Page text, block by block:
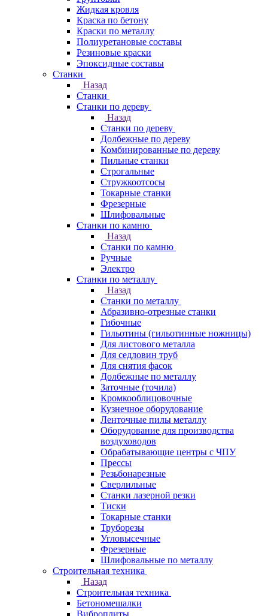
Жидкая кровля
Краска по бетону
Краски по металлу
Полиуретановые составы
Резиновые краски
Эпоксидные составы
Станки
Назад
Станки
Станки по дереву
Назад
Станки по дереву
Долбежные по дереву
Комбинированные по дереву
Пильные станки
Строгальные
Стружкоотсосы
Токарные станки
Фрезерные
Шлифовальные
Станки по камню
Назад
Станки по камню
Ручные
Электро
Станки по металлу
Назад
Станки по металлу
Абразивно-отрезные станки
Гибочные
Гильотины (гильотинные ножницы)
Для листового металла
Для седловин труб
Для снятия фасок
Долбежные по металлу
Заточные (точила)
Кромкооблицовочные
Кузнечное оборудование
Ленточные пилы металлу
Оборудование для производства
воздуховодов
Обрабатывающие центры с ЧПУ
Прессы
Резьбонарезные
Сверлильные
Станки лазерной резки
Тиски
Токарные станки
Труборезы
Угловысечные
Фрезерные
Шлифовальные по металлу
Строительная техника
Назад
Строительная техника
Бетономешалки
Виброплиты